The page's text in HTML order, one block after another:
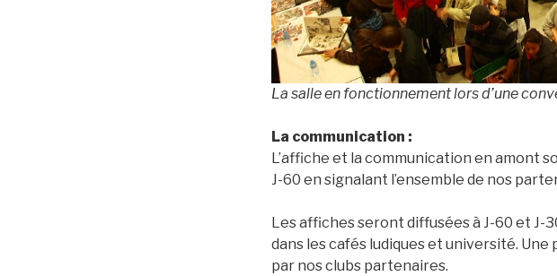
La salle en fonctionnement lors d’une
La communication :
L’affiche et la communication en amont
J-60 en signalant l’ensemble de nos
Les affiches seront diffusées à J-60 et J-
dans les cafés ludiques et université.
par nos clubs partenaires.